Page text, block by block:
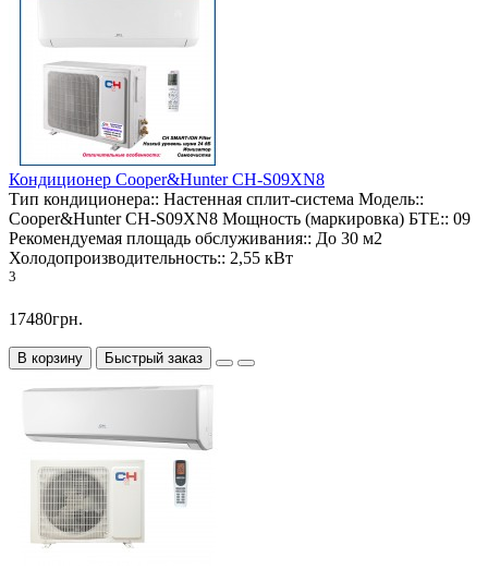
Кондиционер Cooper&Hunter CH-S09XN8
Тип кондиционера:: Настенная сплит-система Модель::
Cooper&Hunter CH-S09XN8 Мощность (маркировка) БТЕ:: 09
Рекомендуемая площадь обслуживания:: До 30 м2
Холодопроизводительность:: 2,55 кВт
3
17480грн.
В корзину Быстрый заказ